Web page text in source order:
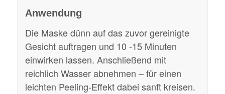
Anwendung
Die Maske dünn auf das zuvor gereinigte
Gesicht auftragen und 10 -15 Minuten
einwirken lassen. Anschließend mit
reichlich Wasser abnehmen – für einen
leichten Peeling-Effekt dabei sanft kreisen.